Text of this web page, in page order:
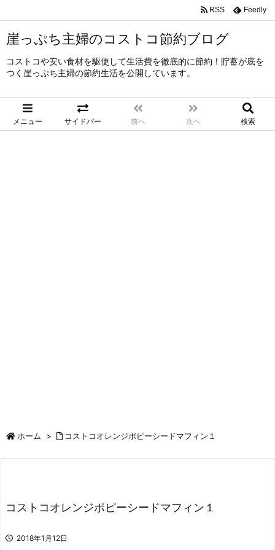
崖っぷち主婦のコストコ節約ブログ
コストコや安い食材を駆使して生活費を徹底的に節約！貯蓄が底を
つく崖っぷち主婦の節約生活を公開しています。
メニュー サイドバー 前へ 次へ 検索
RSS Feedly
ホーム > コストコオレンジポピーシードマフィン１
コストコオレンジポピーシードマフィン１
2018年1月12日